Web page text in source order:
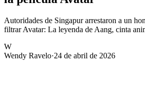
Autoridades de Singapur arrestaron a un
filtrar Avatar: La leyenda de Aang, cinta
W
Wendy Ravelo·24 de abril de 2026